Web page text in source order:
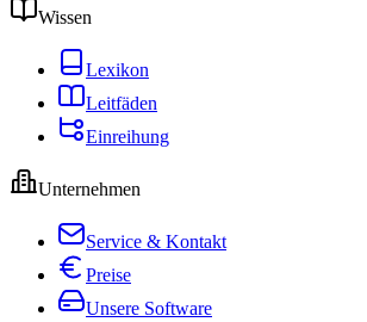
Wissen
Lexikon
Leitfäden
Einreihung
Unternehmen
Service & Kontakt
Preise
Unsere Software